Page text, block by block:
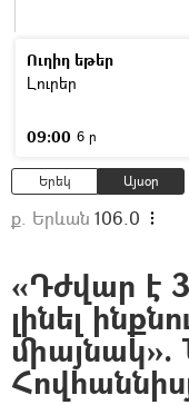
Ուղիղ եթեր
Լուրեր
09:00 6 ր
Երեկ Այսօր
ք. Երևան 106.0
«Դժվար է
լինել